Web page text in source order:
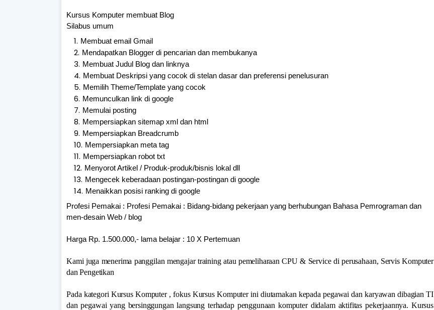
Kursus Komputer membuat Blog
Silabus umum
Membuat email Gmail
Mendapatkan Blogger di pencarian dan membukanya
Membuat Judul Blog dan linknya
Membuat Deskripsi yang cocok di stelan dasar dan preferensi penelusuran
Memilih Theme/Template yang cocok
Memunculkan link di google
Memulai posting
Mempersiapkan sitemap xml dan html
Mempersiapkan Breadcrumb
Mempersiapkan meta tag
Mempersiapkan robot txt
Menyorot Artikel / Produk-produk/bisnis lokal dll
Mengecek keberadaan postingan-postingan di google
Menaikkan posisi ranking di google
Profesi Pemakai : Profesi Pemakai : Bidang-bidang pekerjaan yang berhubungan Bahasa Pemrograman dan
men-desain Web / blog
Harga Rp. 1.500.000,- lama belajar : 10 X Pertemuan
Kami juga menerima panggilan mengajar training atau pemeliharaan CPU & Service di perusahaan, Servis Komputer
dan Pengetikan
Pada kategori Kursus Komputer , fokus Kursus Komputer ini diutamakan kepada pegawai dan karyawan dibagian TI
dan pegawai yang bersinggungan langsung terhadap penggunaan komputer didalam aktifitas pekerjaannya. Kursus